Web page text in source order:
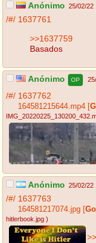
Anónimo 25/02/22
/#/ 1637761
>>1637759
Basados
Anónimo OP
/#/ 1637762
164581215644.mp4
Anónimo 25/02/22
/#/ 1637763
164581217074.jpg
hitlerbook.jpg )